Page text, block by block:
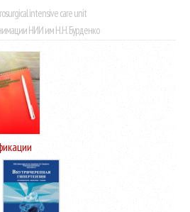
intensive care unit
НИИ им Н.Н. Бурденко